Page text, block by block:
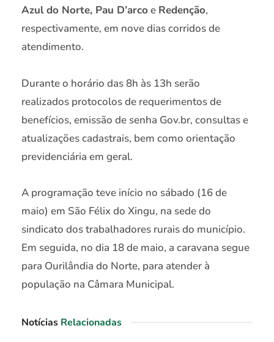
Azul do Norte, Pau D’arco e Redenção,
respectivamente, em nove dias corridos de
atendimento.
Durante o horário das 8h às 13h serão
realizados protocolos de requerimentos de
benefícios, emissão de senha Gov.br, consultas e
atualizações cadastrais, bem como orientação
previdenciária em geral.
A programação teve início no sábado (16 de
maio) em São Félix do Xingu, na sede do
sindicato dos trabalhadores rurais do município.
Em seguida, no dia 18 de maio, a caravana segue
para Ourilândia do Norte, para atender à
população na Câmara Municipal.
Notícias Relacionadas